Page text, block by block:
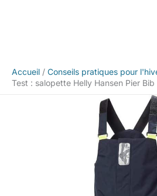
Accueil
Conseils pratiques pour
Test : salopette Helly Hansen Pier